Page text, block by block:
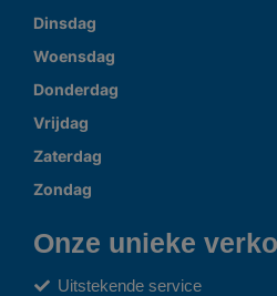
Dinsdag
Woensdag
Donderdag
Vrijdag
Zaterdag
Zondag
Onze unieke
Uitstekende service